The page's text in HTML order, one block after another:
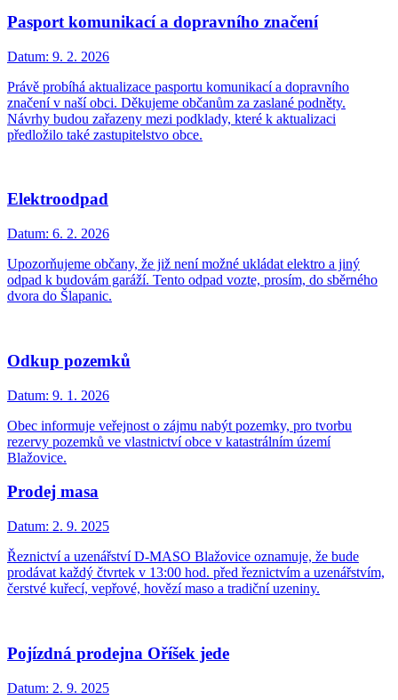
Pasport komunikací a dopravního značení
Datum: 9. 2. 2026
Právě probíhá aktualizace pasportu komunikací a dopravního
značení v naší obci. Děkujeme občanům za zaslané podněty.
Návrhy budou zařazeny mezi podklady, které k aktualizaci
předložilo také zastupitelstvo obce.
Elektroodpad
Datum: 6. 2. 2026
Upozorňujeme občany, že již není možné ukládat elektro a jiný
odpad k budovám garáží. Tento odpad vozte, prosím, do sběrného
dvora do Šlapanic.
Odkup pozemků
Datum: 9. 1. 2026
Obec informuje veřejnost o zájmu nabýt pozemky, pro tvorbu
rezervy pozemků ve vlastnictví obce v katastrálním území
Blažovice.
Prodej masa
Datum: 2. 9. 2025
Řeznictví a uzenářství D-MASO Blažovice oznamuje, že bude
prodávat každý čtvrtek v 13:00 hod. před řeznictvím a uzenářstvím,
čerstvé kuřecí, vepřové, hovězí maso a tradiční uzeniny.
Pojízdná prodejna Oříšek jede
Datum: 2. 9. 2025